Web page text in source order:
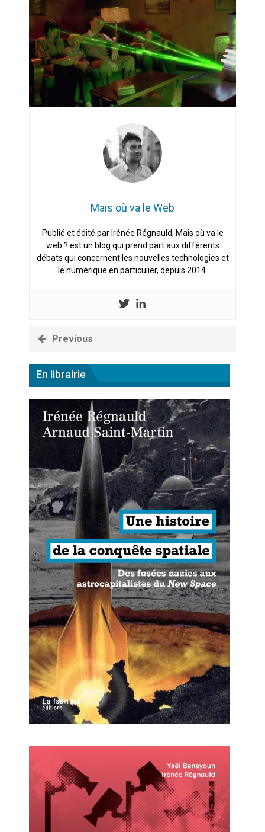
Artemis II : objectif nul
Quand Mistral veut moraliser le
pillage
Commentaire sur la polémique
des perroquets
Les syndicats, (tout) contre l’IA
En Seine-et-Marne, le projet de
Campus IA doit sortir des
Addendum sur les machines à
La vaste blague du macronisme
crypto-spatial
Mais où va le Web
Publié et édité par Irénée Régnauld, Mais où va le
web ? est un blog qui prend part aux différents
débats qui concernent les nouvelles technologies et
le numérique en particulier, depuis 2014.
Previous
En librairie